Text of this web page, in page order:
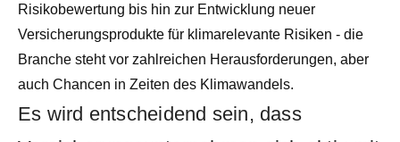
Risikobewertung bis ​hin zur Entwicklung ‌neuer
Versicherungsprodukte für‌ klimarelevante Risiken - die
Branche steht vor zahlreichen Herausforderungen,‌ aber
auch⁤ Chancen in Zeiten des Klimawandels.
Es wird entscheidend sein, ​dass‌